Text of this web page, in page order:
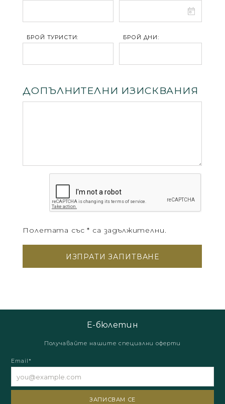
БРОЙ ТУРИСТИ: БРОЙ ДНИ:
ДОПЪЛНИТЕЛНИ ИЗИСКВАНИЯ
Полетата със * са задължителни.
Е-бюлетин
Получавайте нашите специални оферти
Email*